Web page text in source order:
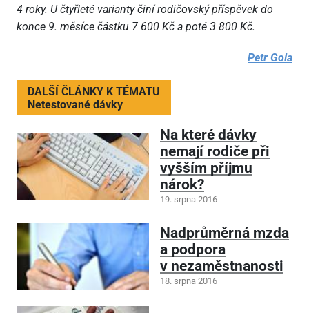
4 roky. U čtyřleté varianty činí rodičovský příspěvek do
konce 9. měsíce částku 7 600 Kč a poté 3 800 Kč.
Petr Gola
DALŠÍ ČLÁNKY K TÉMATU
Netestované dávky
Na které dávky
nemají rodiče při
vyšším příjmu
nárok?
19. srpna 2016
Nadprůměrná mzda
a podpora
v nezaměstnanosti
18. srpna 2016